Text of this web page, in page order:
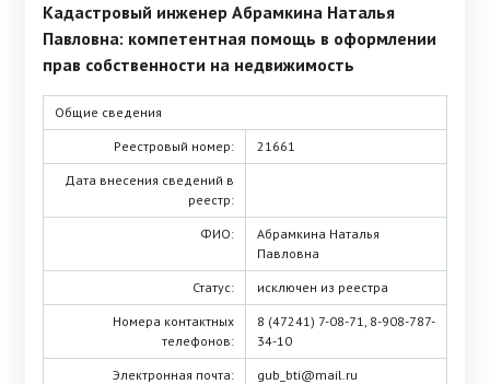
Кадастровый инженер Абрамкина Наталья
Павловна: компетентная помощь в оформлении
прав собственности на недвижимость
Общие сведения
Реестровый номер: 21661
Дата внесения сведений в
реестр:
ФИО:
Абрамкина Наталья
Павловна
Статус: исключен из реестра
Номера контактных
телефонов:
8 (47241) 7-08-71, 8-908-787-
34-10
Электронная почта: gub_bti@mail.ru